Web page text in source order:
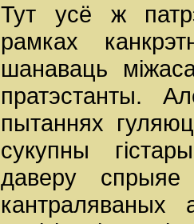
Тут усё ж
рамках
шанаваць
пратэстанты.
пытаннях
сукупны
даверу спрыяе
кантраляваных